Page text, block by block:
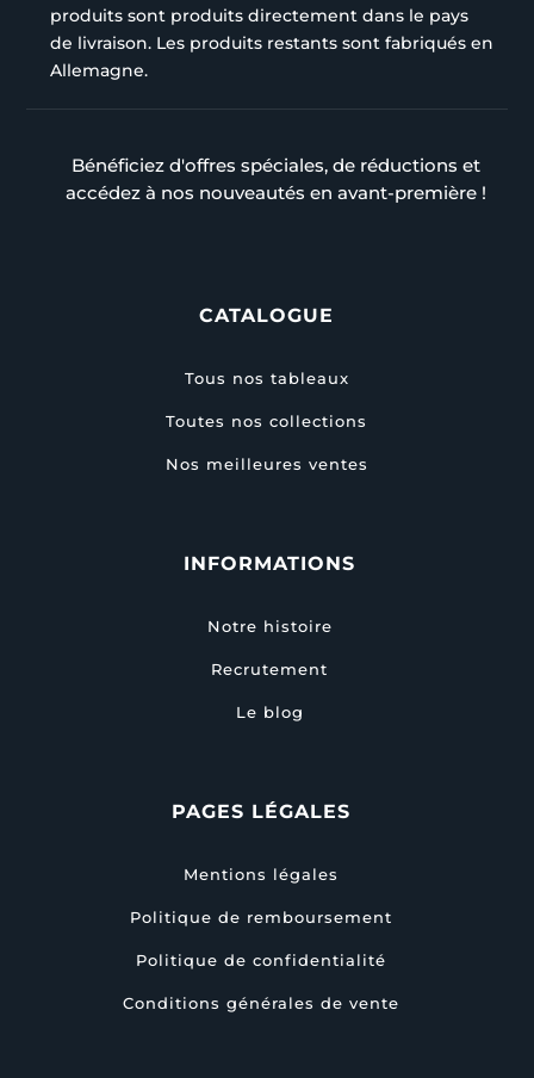
produits sont produits directement dans le pays
de livraison. Les produits restants sont fabriqués en
Allemagne.
Bénéficiez d'offres spéciales, de réductions et
accédez à nos nouveautés en avant-première !
CATALOGUE
Tous nos tableaux
Toutes nos collections
Nos meilleures ventes
INFORMATIONS
Notre histoire
Recrutement
Le blog
PAGES LÉGALES
Mentions légales
Politique de remboursement
Politique de confidentialité
Conditions générales de vente